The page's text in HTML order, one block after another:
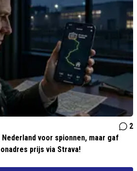
2
Nederland voor spionnen, maar gaf
prijs via Strava!